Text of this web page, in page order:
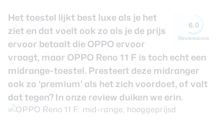
6.0
Reviewscore
Het toestel lijkt best luxe als je het
ziet en dat voelt ook zo als je de prijs
ervoor betaalt die OPPO ervoor
vraagt, maar OPPO Reno 11 F is toch echt een
midrange-toestel. Presteert deze midranger
ook zo ‘premium’ als het zich voordoet, of valt
dat tegen? In onze review duiken we erin.